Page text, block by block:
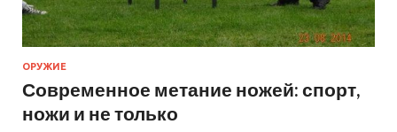
ОРУЖИЕ
Современное метание ножей: спорт,
ножи и не только